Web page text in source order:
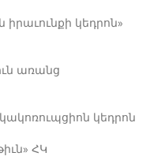
կեդրոն»
առանց
կեդրոն
ՀԿ